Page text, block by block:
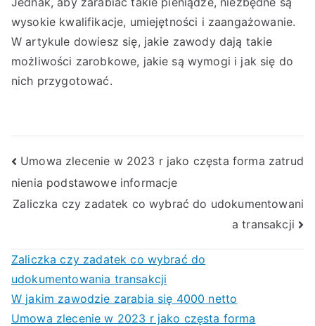
wysokie kwalifikacje, umiejętności i zaangażowanie.
W artykule dowiesz się, jakie zawody dają takie
możliwości zarobkowe, jakie są wymogi i jak się do
nich przygotować.
Nawigacja
wpisu
Umowa zlecenie w 2023 r jako częsta forma zatrud
nienia podstawowe informacje
Zaliczka czy zadatek co wybrać do udokumentowani
a transakcji
Zaliczka czy zadatek co wybrać do
udokumentowania transakcji
W jakim zawodzie zarabia się 4000 netto
Umowa zlecenie w 2023 r jako częsta forma